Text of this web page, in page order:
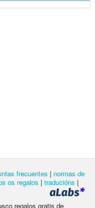
frecuentes | normas de
os regalos | traducións |
regalos gratis de